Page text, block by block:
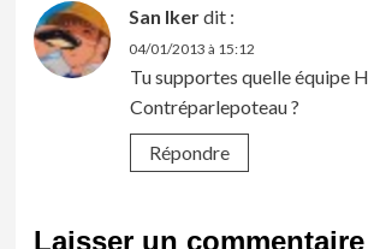
San Ikerdit :
04/01/2013 à 15:12
Tu supportes quelle équipe
Contréparlepoteau ?
Répondre
Laisser un commentaire